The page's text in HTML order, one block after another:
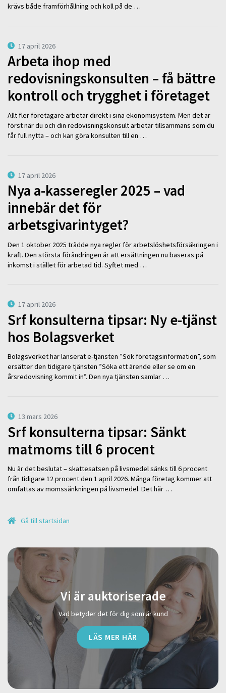
krävs både framförhållning och koll på de …
17 april 2026
Arbeta ihop med
redovisningskonsulten – få bättre
kontroll och trygghet i företaget
Allt fler företagare arbetar direkt i sina ekonomisystem. Men det är
först när du och din redovisningskonsult arbetar tillsammans som du
får full nytta – och kan göra konsulten till en …
17 april 2026
Nya a-kasseregler 2025 – vad
innebär det för
arbetsgivarintyget?
Den 1 oktober 2025 trädde nya regler för arbetslöshetsförsäkringen i
kraft. Den största förändringen är att ersättningen nu baseras på
inkomst i stället för arbetad tid. Syftet med …
17 april 2026
Srf konsulterna tipsar: Ny e-tjänst
hos Bolagsverket
Bolagsverket har lanserat e-tjänsten ”Sök företagsinformation”, som
ersätter den tidigare tjänsten ”Söka ett ärende eller se om en
årsredovisning kommit in”. Den nya tjänsten samlar …
13 mars 2026
Srf konsulterna tipsar: Sänkt
matmoms till 6 procent
Nu är det beslutat – skattesatsen på livsmedel sänks till 6 procent
från tidigare 12 procent den 1 april 2026. Många företag kommer att
omfattas av momssänkningen på livsmedel. Det här …
Gå till startsidan
Vi är auktoriserade
Vad betyder det för dig som är kund
LÄS MER HÄR